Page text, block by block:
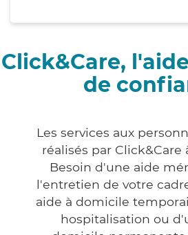
Click&Care,
de
Les services aux
réalisés par Click&Care
Besoin d'une aide
l'entretien de votre
aide à domicile
hospitalisation ou